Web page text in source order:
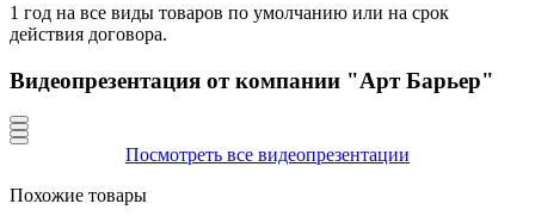
1 год на все виды товаров по умолчанию или на срок
действия договора.
Видеопрезентация от компании "Арт Барьер"
Посмотреть все видеопрезентации
Похожие товары